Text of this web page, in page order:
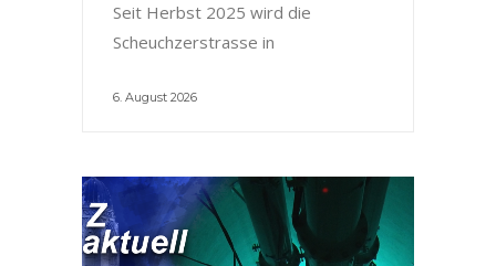
Seit Herbst 2025 wird die
Scheuchzerstrasse in
6. August 2026